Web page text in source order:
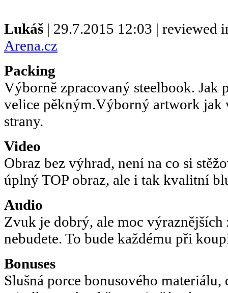
Lukáš | 29.7.2015 12:03 | reviewed
Arena.cz
Packing
Výborně zpracovaný steelbook. Jak
velice pěkným.Výborný artwork jak
strany.
Video
Obraz bez výhrad, není na co si
úplný TOP obraz, ale i tak kvalitní
Audio
Zvuk je dobrý, ale moc
nebudete. To bude každému při
Bonuses
Slušná porce bonusového materiálu,